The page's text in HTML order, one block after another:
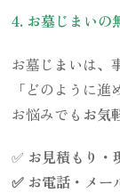
4. お墓じまいの
お墓じまいは、
「どのように
お悩みでも お気
✅ お見積もり・
✅ お電話・メー